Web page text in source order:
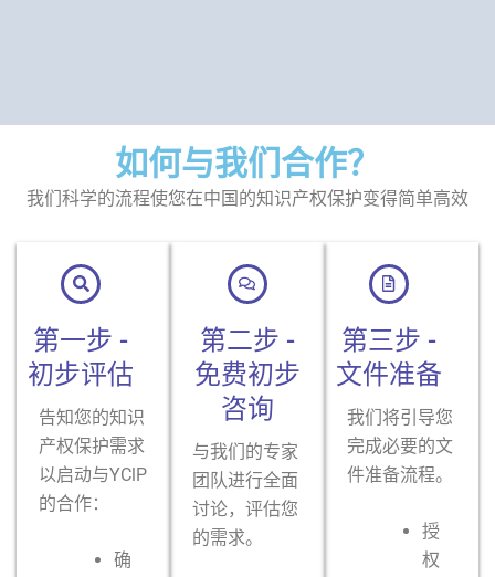
如何与我们合作？
我们科学的流程使您在中国的知识产权保护变得简单高效
第一步 -
初步评估
告知您的知识
产权保护需求
以启动与YClP
的合作：
确
第二步 -
免费初步
咨询
与我们的专家
团队进行全面
讨论，评估您
的需求。
第三步 -
文件准备
我们将引导您
完成必要的文
件准备流程。
授
权